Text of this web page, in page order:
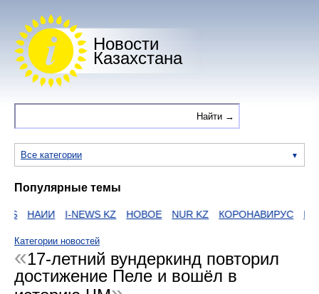
Новости
Казахстана
Все категории
Популярные темы
НАИИ I-NEWS KZ НОВОЕ NUR KZ КОРОНАВИРУС ЕГОВ
Категории новостей
17-летний вундеркинд повторил
достижение Пеле и вошёл в